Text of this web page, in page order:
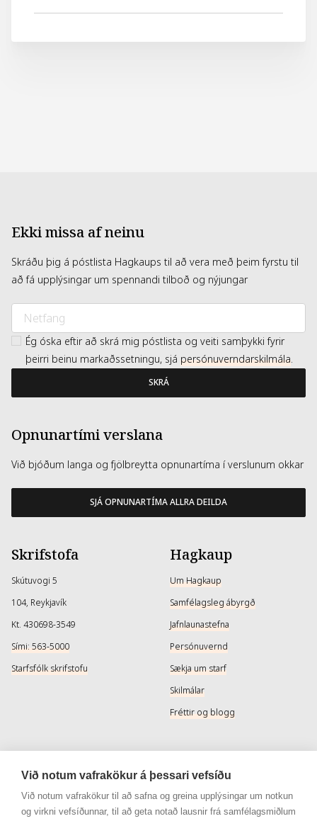
einnig standur. Með 10x stækkun. Spegillinn er í allt 24cm
Ekki missa af neinu
Skráðu þig á póstlista Hagkaups til að vera með þeim fyrstu til
að fá upplýsingar um spennandi tilboð og nýjungar
Ég óska eftir að skrá mig póstlista og veiti samþykki fyrir
þeirri beinu markaðssetningu, sjá persónuverndarskilmála.
SKRÁ
Opnunartími verslana
Við bjóðum langa og fjölbreytta opnunartíma í verslunum okkar
SJÁ OPNUNARTÍMA ALLRA DEILDA
Skrifstofa
Skútuvogi 5
104, Reykjavík
Kt. 430698-3549
Sími: 563-5000
Starfsfólk skrifstofu
Hagkaup
Um Hagkaup
Samfélagsleg ábyrgð
Jafnlaunastefna
Persónuvernd
Sækja um starf
Skilmálar
Fréttir og blogg
Þjónusta
Afhendingarmöguleikar
Skilareglur
Samfélagsmiðlar
Instagram
Instagram - Snyrtivara
Við notum vafrakökur á þessari vefsíðu
Við notum vafrakökur til að safna og greina upplýsingar um notkun
og virkni vefsíðunnar, til að geta notað lausnir frá samfélagsmiðlum